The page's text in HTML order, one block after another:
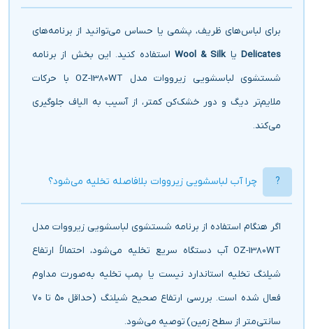
برای لباس‌های ظریف، پشمی یا حساس می‌توانید از برنامه‌های
DelicatesیاWool & Silk استفاده کنید. این بخش از برنامه
شستشوی لباسشویی زیرووات مدل OZ-1380WT با حرکات
ملایم‌تر دیگ و دور خشک‌کن کمتر، از آسیب به الیاف جلوگیری
می‌کند.
چرا آب لباسشویی زیرووات بلافاصله تخلیه می‌شود؟
اگر هنگام استفاده از برنامه شستشوی لباسشویی زیرووات مدل
OZ-1380WT آب دستگاه سریع تخلیه می‌شود، احتمالاً ارتفاع
شیلنگ تخلیه استاندارد نیست یا پمپ تخلیه به‌صورت مداوم
فعال شده است. بررسی ارتفاع صحیح شیلنگ (حداقل ۵۰ تا ۷۰
سانتی‌متر از سطح زمین) توصیه می‌شود.